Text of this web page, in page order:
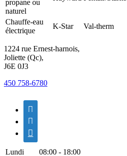
propane ou
naturel
Chauffe-eau
électrique
K-Star Val-therm
1224 rue Ernest-harnois,
Joliette (Qc),
J6E 0J3
450 758-6780



Lundi
08:00 - 18:00